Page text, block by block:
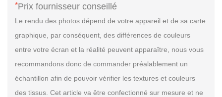
*Prix fournisseur conseillé
Le rendu des photos dépend de votre appareil et de sa carte
graphique, par conséquent, des différences de couleurs
entre votre écran et la réalité peuvent apparaître, nous vous
recommandons donc de commander préalablement un
échantillon afin de pouvoir vérifier les textures et couleurs
des tissus. Cet article va être confectionné sur mesure et ne